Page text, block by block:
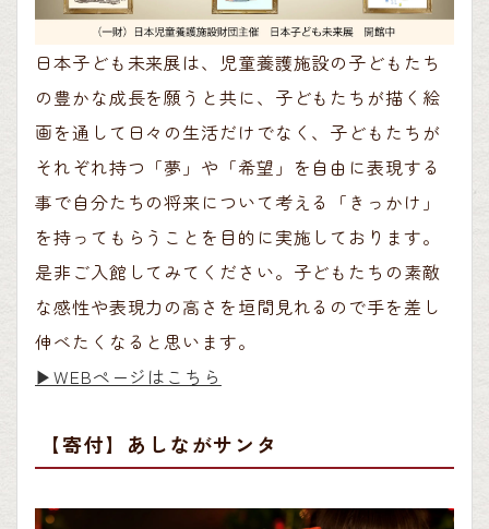
日本子ども未来展は、児童養護施設の子どもたち
の豊かな成長を願うと共に、子どもたちが描く絵
画を通して日々の生活だけでなく、子どもたちが
それぞれ持つ「夢」や「希望」を自由に表現する
事で自分たちの将来について考える「きっかけ」
を持ってもらうことを目的に実施しております。
是非ご入館してみてください。子どもたちの素敵
な感性や表現力の高さを垣間見れるので手を差し
伸べたくなると思います。
▶︎WEBページはこちら
【寄付】あしながサンタ